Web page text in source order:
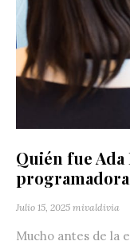
Quién fue
Julio 15, 2025 mivaldivia
Mucho antes de la